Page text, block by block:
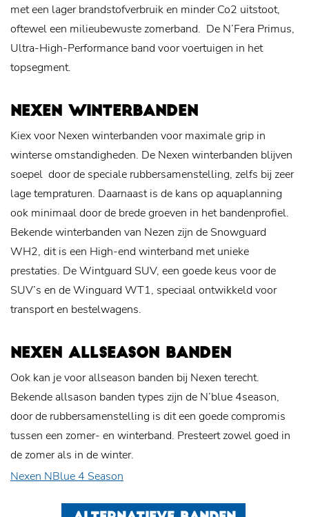
met een lager brandstofverbruik en minder Co2 uitstoot,
oftewel een milieubewuste zomerband. De N’Fera Primus,
Ultra-High-Performance band voor voertuigen in het
topsegment.
NEXEN WINTERBANDEN
Kiex voor Nexen winterbanden voor maximale grip in
winterse omstandigheden. De Nexen winterbanden blijven
soepel door de speciale rubbersamenstelling, zelfs bij zeer
lage tempraturen. Daarnaast is de kans op aquaplanning
ook minimaal door de brede groeven in het bandenprofiel.
Bekende winterbanden van Nezen zijn de Snowguard
WH2, dit is een High-end winterband met unieke
prestaties. De Wintguard SUV, een goede keus voor de
SUV’s en de Winguard WT1, speciaal ontwikkeld voor
transport en bestelwagens.
NEXEN ALLSEASON BANDEN
Ook kan je voor allseason banden bij Nexen terecht.
Bekende allsason banden types zijn de N’blue 4season,
door de rubbersamenstelling is dit een goede compromis
tussen een zomer- en winterband. Presteert zowel goed in
de zomer als in de winter.
Nexen NBlue 4 Season